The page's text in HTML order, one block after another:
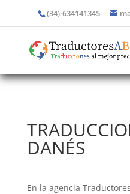
(34)-634141345
DANÉS
En la agencia